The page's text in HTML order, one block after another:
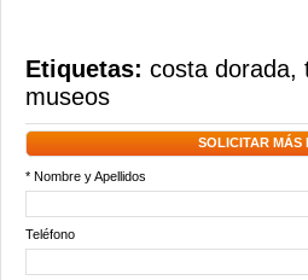
Etiquetas: costa dorada,
museos
SOLICITAR MÁS
* Nombre y Apellidos
Teléfono